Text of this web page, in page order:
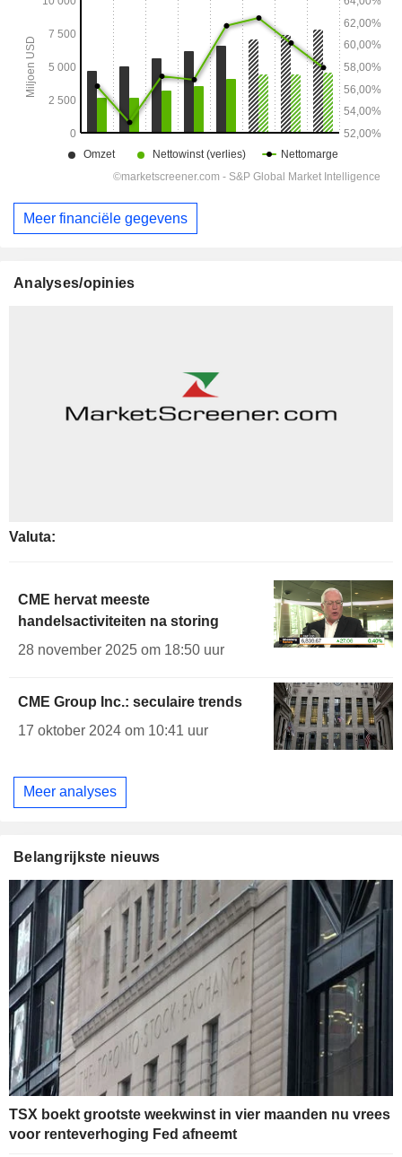
Meer financiële gegevens
Analyses/opinies
Valuta:
CME hervat meeste
handelsactiviteiten na storing
28 november 2025 om 18:50 uur
CME Group Inc.: seculaire trends
17 oktober 2024 om 10:41 uur
Meer analyses
Belangrijkste nieuws
TSX boekt grootste weekwinst in vier maanden nu vrees
voor renteverhoging Fed afneemt